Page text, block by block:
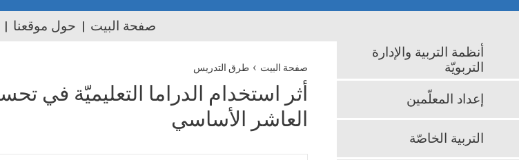
صفحة البيت حول موقعنا
صفحة البيت › طرق التدريس
أثر استخدام الدراما التعليميّة في
العاشر الأساسي
أنظمة التربية والإدارة
التربويّة
إعداد المعلّمين
التربية الخاصّة